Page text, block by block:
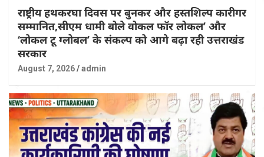
राष्ट्रीय हथकरघा दिवस पर बुनकर और हस्तशिल्प कारीगर
सम्मानित,सीएम धामी बोले वोकल फॉर लोकल’ और
‘लोकल टू ग्लोबल’ के संकल्प को आगे बढ़ा रही उत्तराखंड
सरकार
August 7, 2026 admin